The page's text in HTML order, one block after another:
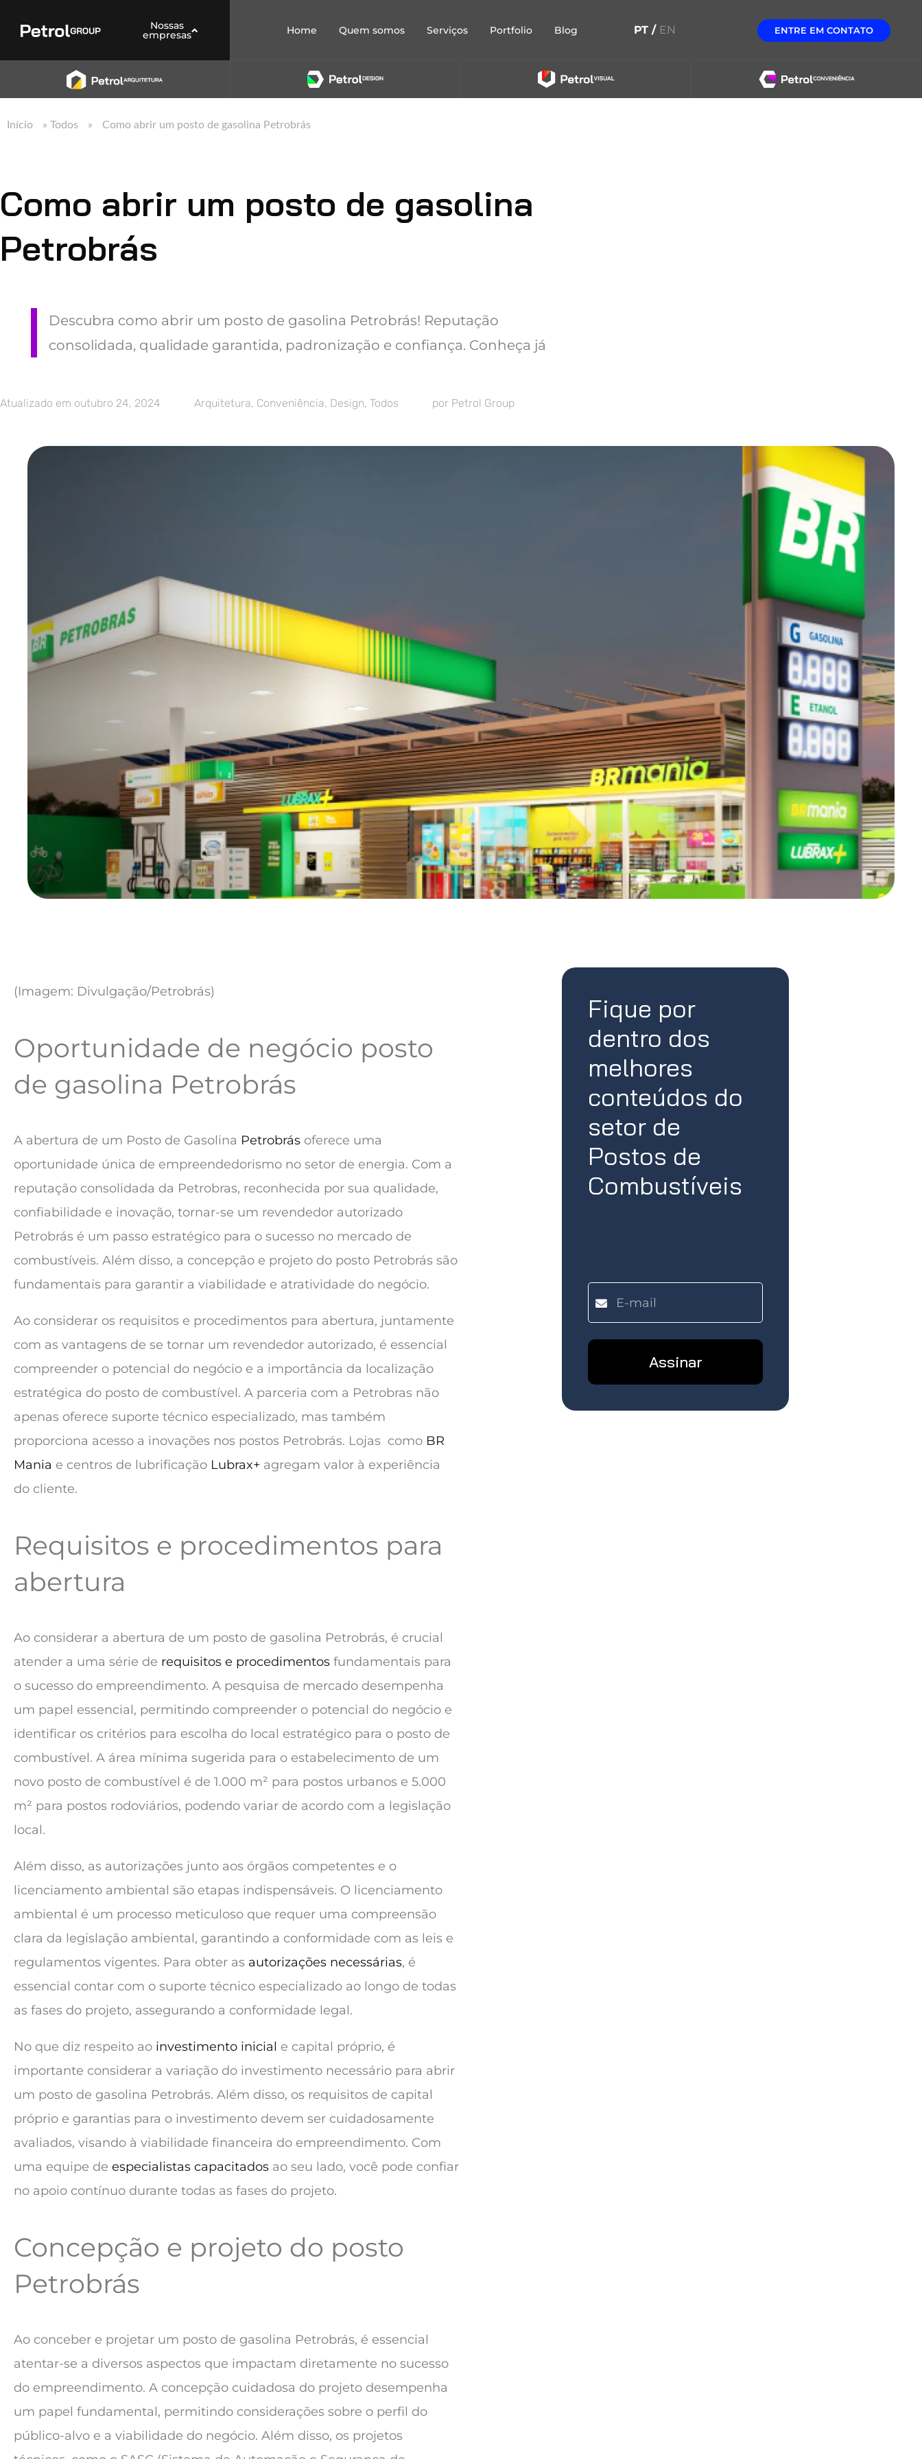
Nossas
empresas Home Quem somos Serviços Portfolio Blog PT / EN ENTRE EM CONTATO
Início » Todos » Como abrir um posto de gasolina Petrobrás
Como abrir um posto de gasolina
Petrobrás
Descubra como abrir um posto de gasolina Petrobrás! Reputação
consolidada, qualidade garantida, padronização e confiança. Conheça já
Atualizado em outubro 24, 2024 Arquitetura, Conveniência, Design, Todos por Petrol Group
(Imagem: Divulgação/Petrobrás)
Oportunidade de negócio posto
de gasolina Petrobrás
A abertura de um Posto de Gasolina Petrobrás oferece uma
oportunidade única de empreendedorismo no setor de energia. Com a
reputação consolidada da Petrobras, reconhecida por sua qualidade,
confiabilidade e inovação, tornar-se um revendedor autorizado
Petrobrás é um passo estratégico para o sucesso no mercado de
combustíveis. Além disso, a concepção e projeto do posto Petrobrás são
fundamentais para garantir a viabilidade e atratividade do negócio.
Ao considerar os requisitos e procedimentos para abertura, juntamente
com as vantagens de se tornar um revendedor autorizado, é essencial
compreender o potencial do negócio e a importância da localização
estratégica do posto de combustível. A parceria com a Petrobras não
apenas oferece suporte técnico especializado, mas também
proporciona acesso a inovações nos postos Petrobrás. Lojas como BR
Mania e centros de lubrificação Lubrax+ agregam valor à experiência
do cliente.
Requisitos e procedimentos para
abertura
Ao considerar a abertura de um posto de gasolina Petrobrás, é crucial
atender a uma série de requisitos e procedimentos fundamentais para
o sucesso do empreendimento. A pesquisa de mercado desempenha
um papel essencial, permitindo compreender o potencial do negócio e
identificar os critérios para escolha do local estratégico para o posto de
combustível. A área mínima sugerida para o estabelecimento de um
novo posto de combustível é de 1.000 m² para postos urbanos e 5.000
m² para postos rodoviários, podendo variar de acordo com a legislação
local.
Além disso, as autorizações junto aos órgãos competentes e o
licenciamento ambiental são etapas indispensáveis. O licenciamento
ambiental é um processo meticuloso que requer uma compreensão
clara da legislação ambiental, garantindo a conformidade com as leis e
regulamentos vigentes. Para obter as autorizações necessárias, é
essencial contar com o suporte técnico especializado ao longo de todas
as fases do projeto, assegurando a conformidade legal.
No que diz respeito ao investimento inicial e capital próprio, é
importante considerar a variação do investimento necessário para abrir
um posto de gasolina Petrobrás. Além disso, os requisitos de capital
próprio e garantias para o investimento devem ser cuidadosamente
avaliados, visando à viabilidade financeira do empreendimento. Com
uma equipe de especialistas capacitados ao seu lado, você pode confiar
no apoio contínuo durante todas as fases do projeto.
Concepção e projeto do posto
Petrobrás
Ao conceber e projetar um posto de gasolina Petrobrás, é essencial
atentar-se a diversos aspectos que impactam diretamente no sucesso
do empreendimento. A concepção cuidadosa do projeto desempenha
um papel fundamental, permitindo considerações sobre o perfil do
público-alvo e a viabilidade do negócio. Além disso, os projetos
Fique por
dentro dos
melhores
conteúdos do
setor de
Postos de
Combustíveis
Assinar